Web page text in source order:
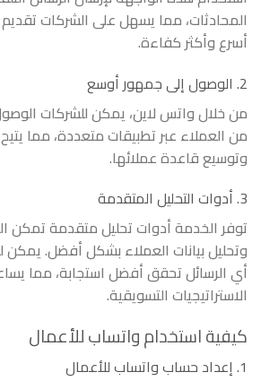
المحادثات، مما يسهل على الشركات
أسرع وأكثر كفاءة.
2. الوصول إلى جمهور أوسع
من خلال واتس لاين، يمكن للشركات
من العملاء عبر تطبيقات متعددة، مما يتيح
وتوسيع قاعدة عملائها.
3. أدوات التحليل المتقدمة
توفر الخدمة أدوات تحليل متقدمة تمكن
وتحليل بيانات العملاء بشكل أفضل. يمكن
أي الرسائل تحقق أفضل استجابة، مما
الاستراتيجيات التسويقية.
كيفية استخدام واتساب للأعمال
1. إعداد حساب واتساب للأعمال